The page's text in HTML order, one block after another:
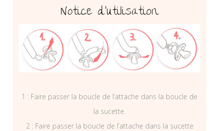
Notice d’utilisation
1 : Faire passer la boucle de l’attache dans la boucle de
la sucette.
2 : Faire passer la boucle de l’attache dans la sucette